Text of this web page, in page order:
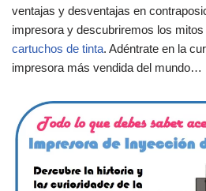
ventajas y desventajas en
impresora y descubriremos los
cartuchos de tinta. Adéntrate en la
impresora más vendida del mundo…